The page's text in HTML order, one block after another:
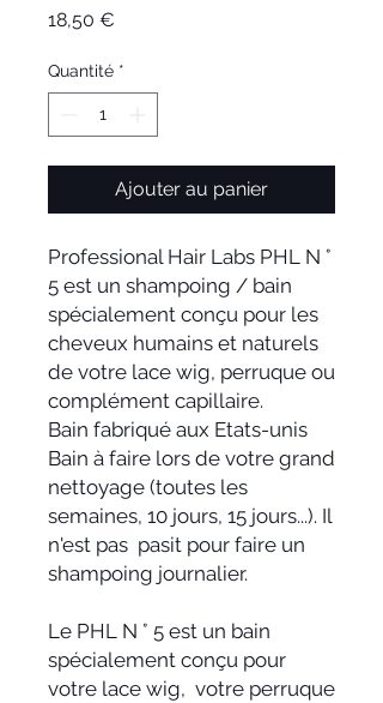
18,50 €
Quantité *
Ajouter au panier
Professional Hair Labs PHL N °
5 est un shampoing / bain
spécialement conçu pour les
cheveux humains et naturels
de votre lace wig, perruque ou
complément capillaire.
Bain fabriqué aux Etats-unis
Bain à faire lors de votre grand
nettoyage (toutes les
semaines, 10 jours, 15 jours...). Il
n'est pas pasit pour faire un
shampoing journalier.
Le PHL N ° 5 est un bain
spécialement conçu pour
votre lace wig, votre perruque